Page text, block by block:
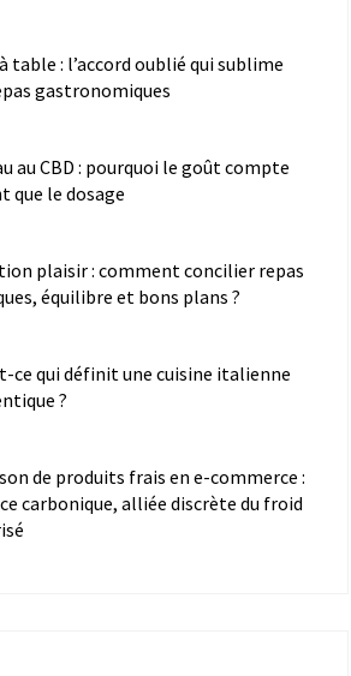
à table : l’accord oublié qui sublime
gastronomiques
au CBD : pourquoi le goût compte
que le dosage
plaisir : comment concilier repas
équilibre et bons plans ?
ce qui définit une cuisine italienne
?
de produits frais en e-commerce :
carbonique, alliée discrète du froid